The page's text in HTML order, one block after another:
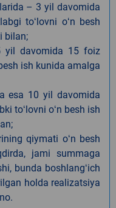
– 3 yil davomida
toʻlovni oʻn besh
bilan;
yil davomida 15 foiz
ish kunida amalga
esa 10 yil davomida
toʻlovni oʻn besh ish
qiymati oʻn besh
jami summaga
bunda boshlangʻich
holda realizatsiya